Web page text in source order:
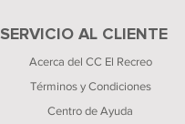
SERVICIO AL CLIENTE
Acerca del CC El Recreo
Términos y Condiciones
Centro de Ayuda